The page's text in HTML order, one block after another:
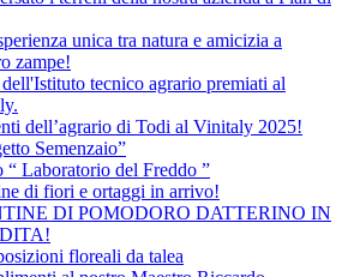
unica tra natura e amicizia a
zampe!
tecnico agrario premiati al
dell’agrario di Todi al Vinitaly 2025!
Semenzaio”
“ Laboratorio del Freddo ”
di fiori e ortaggi in arrivo!
DI POMODORO DATTERINO IN
floreali da talea